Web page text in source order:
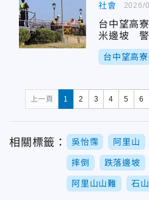
社會
台中望高
米邊坡 警
台中望高
2026/
上一頁 1 2 3 4 5 6
相關標籤： 吳怡霈 阿里山
摔倒 跌落邊坡
阿里山山難 石